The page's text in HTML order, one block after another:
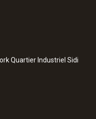
Quartier Industriel Sidi